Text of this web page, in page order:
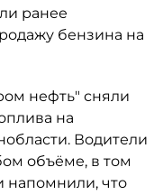
ранее
бензина на
нефть" сняли
на
Водители
объёме, в том
напомнили, что